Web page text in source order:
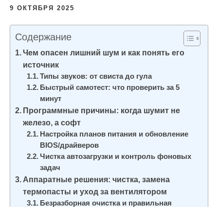
9 ОКТЯБРЯ 2025
Содержание
Чем опасен лишний шум и как понять его
источник
Типы звуков: от свиста до гула
Быстрый самотест: что проверить за 5
минут
Программные причины: когда шумит не
железо, а софт
Настройка планов питания и обновление
BIOS/драйверов
Чистка автозагрузки и контроль фоновых
задач
Аппаратные решения: чистка, замена
термопасты и уход за вентилятором
Безразборная очистка и правильная